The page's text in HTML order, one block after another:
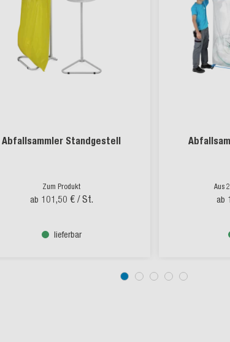
Abfallsammler Standgestell
Zum Produkt
ab 101,50 € / St.
lieferbar
Aus
ab